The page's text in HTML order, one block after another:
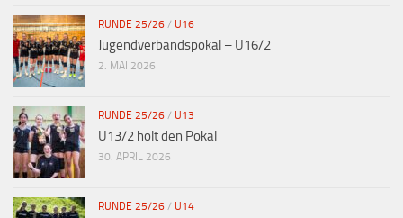
RUNDE 25/26 / U16
Jugendverbandspokal – U16/2
2. MAI 2026
RUNDE 25/26 / U13
U13/2 holt den Pokal
30. APRIL 2026
RUNDE 25/26 / U14